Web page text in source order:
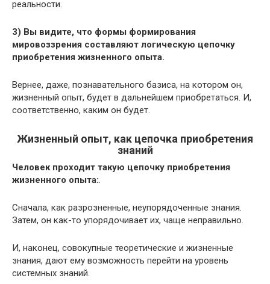
реальности.
3) Вы видите, что формы формирования
мировоззрения составляют логическую цепочку
приобретения жизненного опыта.
Вернее, даже, познавательного базиса, на котором он,
жизненный опыт, будет в дальнейшем приобретаться. И,
соответственно, каким он будет.
Жизненный опыт, как цепочка приобретения
знаний
Человек проходит такую цепочку приобретения
жизненного опыта:.
Сначала, как разрозненные, неупорядоченные знания.
Затем, он как-то упорядочивает их, чаще неправильно.
И, наконец, совокупные теоретические и жизненные
знания, дают ему возможность перейти на уровень
системных знаний.